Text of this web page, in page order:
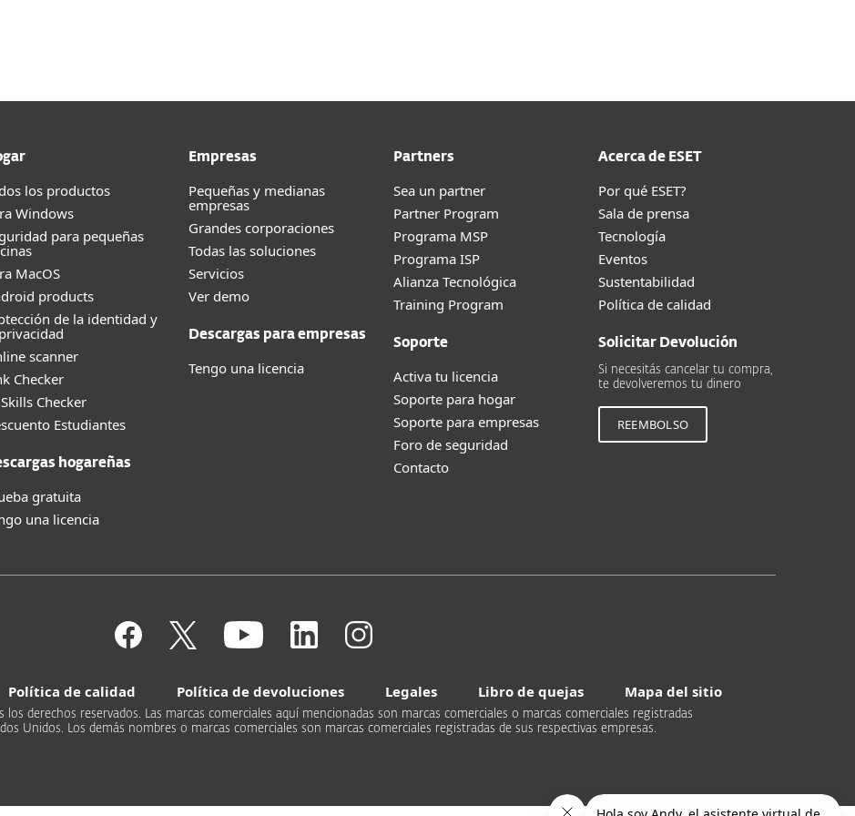
los productos
Windows
para pequeñas
MacOS
products
de la identidad y
scanner
Checker
Checker
Estudiantes
hogareñas
gratuita
una licencia
Empresas
Pequeñas y medianas
empresas
Grandes corporaciones
Todas las soluciones
Servicios
Ver demo
Descargas para empresas
Tengo una licencia
Partners
Sea un partner
Partner Program
Programa MSP
Programa ISP
Alianza Tecnológica
Training Program
Soporte
Activa tu licencia
Soporte para hogar
Soporte para empresas
Foro de seguridad
Contacto
Acerca de ESET
Por qué ESET?
Sala de prensa
Tecnología
Eventos
Sustentabilidad
Política de calidad
Solicitar Devolución
Si necesitás cancelar tu compra,
te devolveremos tu dinero
REEMBOLSO
Política de calidad Política de devoluciones Legales Libro de quejas Mapa del sitio
los derechos reservados. Las marcas comerciales aquí mencionadas son marcas comerciales o marcas comerciales registradas
Unidos. Los demás nombres o marcas comerciales son marcas comerciales registradas de sus respectivas empresas.